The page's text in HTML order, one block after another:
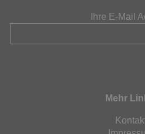
Ihre E-Mail
Mehr